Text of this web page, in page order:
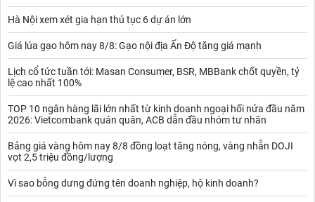
Hà Nội xem xét gia hạn thủ tục 6 dự án lớn
Giá lúa gạo hôm nay 8/8: Gạo nội địa Ấn Độ tăng giá mạnh
Lịch cổ tức tuần tới: Masan Consumer, BSR, MBBank chốt quyền, tỷ
lệ cao nhất 100%
TOP 10 ngân hàng lãi lớn nhất từ kinh doanh ngoại hối nửa đầu năm
2026: Vietcombank quán quân, ACB dẫn đầu nhóm tư nhân
Bảng giá vàng hôm nay 8/8 đồng loạt tăng nóng, vàng nhẫn DOJI
vọt 2,5 triệu đồng/lượng
Vì sao bỗng dưng đứng tên doanh nghiệp, hộ kinh doanh?